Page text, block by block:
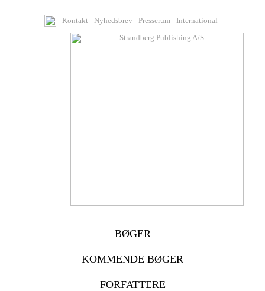
Kontakt Nyhedsbrev Presserum International
BØGER
KOMMENDE BØGER
FORFATTERE